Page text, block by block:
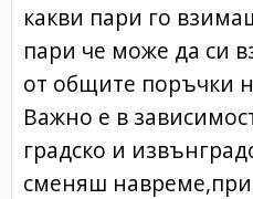
какви пари го
пари че може да си
от общите поръчки
Важно е в
градско и
сменяш